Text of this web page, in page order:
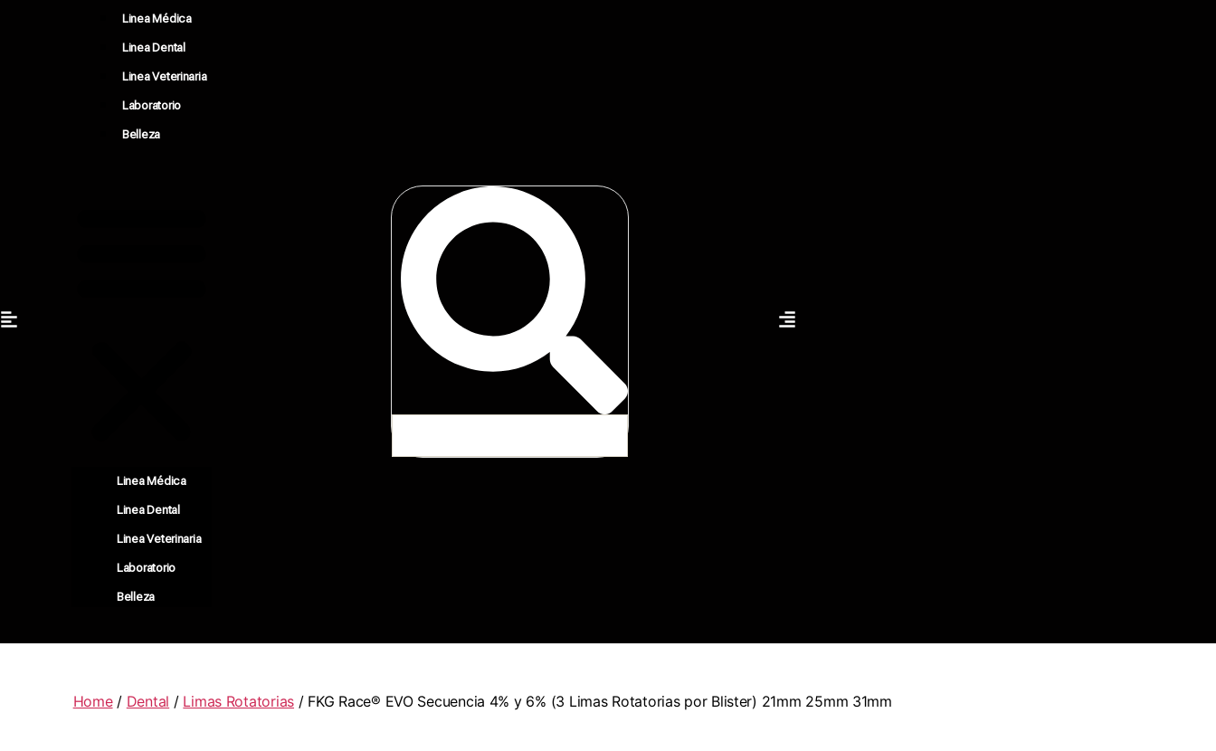
Linea Médica
Linea Dental
Linea Veterinaria
Laboratorio
Belleza
Linea Médica
Linea Dental
Linea Veterinaria
Laboratorio
Belleza
Home/ Dental / Limas Rotatorias / FKG Race® EVO Secuencia 4% y 6% (3 Limas Rotatorias por Blister) 21mm 25mm 31mm